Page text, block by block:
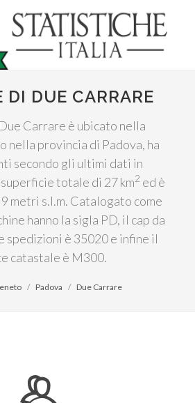
DI DUE CARRARE
Carrare è ubicato nella
nella provincia di Padova, ha
secondo gli ultimi dati in
superficie totale di 27 km2 ed è
metri s.l.m. Catalogato come
hanno la sigla PD, il cap da
spedizioni è 35020 e infine il
catastale è M300.
Padova Due Carrare